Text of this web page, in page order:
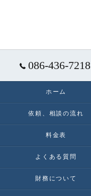
086-436-7218
ホーム
依頼、相談の流れ
料金表
よくある質問
財務について